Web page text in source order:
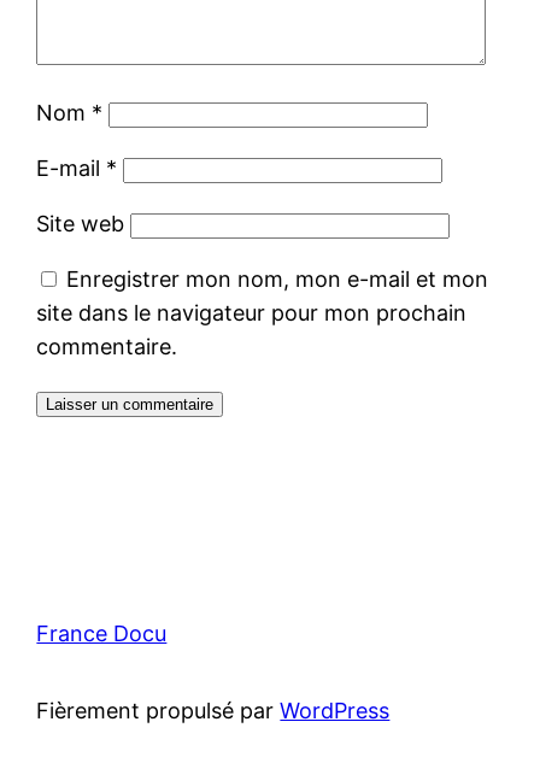
Nom *
E-mail *
Site web
Enregistrer mon nom, mon e-mail et mon
site dans le navigateur pour mon prochain
commentaire.
France Docu
Fièrement propulsé parWordPress